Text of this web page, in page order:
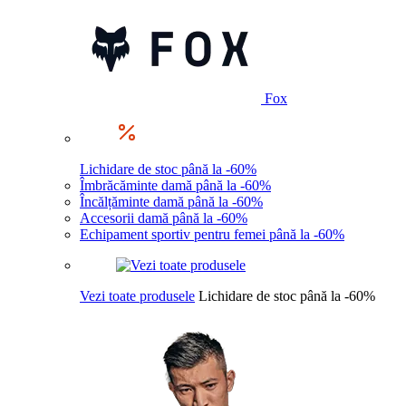
Fox
Lichidare de stoc până la -60%
Îmbrăcăminte damă până la -60%
Încălțăminte damă până la -60%
Accesorii damă până la -60%
Echipament sportiv pentru femei până la -60%
Vezi toate produsele Lichidare de stoc până la -60%